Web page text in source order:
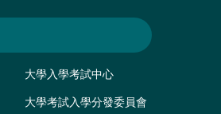
大學入學考試中心
大學考試入學分發委員會